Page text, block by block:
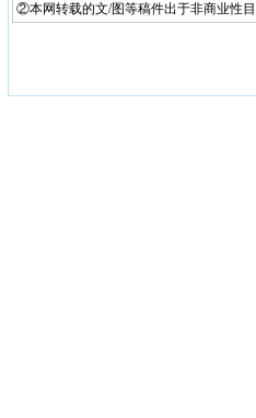
②本网转载的文/图等稿件出于非商业性